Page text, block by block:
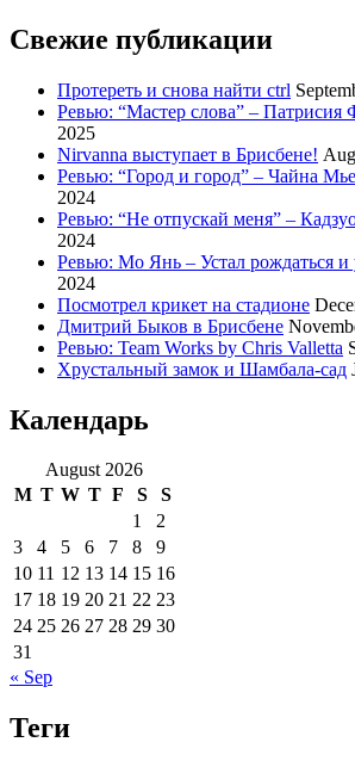
Свежие публикации
Протереть и снова найти ctrl
Ревью: “Мастер слова” – Патрисия
2025
Nirvanna выступает в Брисбене!
Ревью: “Город и город” – Чайна
2024
Ревью: “Не отпускай меня” –
2024
Ревью: Мо Янь – Устал рождаться и
2024
Посмотрел крикет на стадионе
Дмитрий Быков в Брисбене
Ревью: Team Works by Chris Valletta
Хрустальный замок и Шамбала-сад
Календарь
August 2026
M T W T F S
S
1
2
3
4 5 6 7 8
9
10 11 12 13 14 15 16
17 18 19 20 21 22 23
24 25 26 27 28 29 30
31
« Sep
Теги